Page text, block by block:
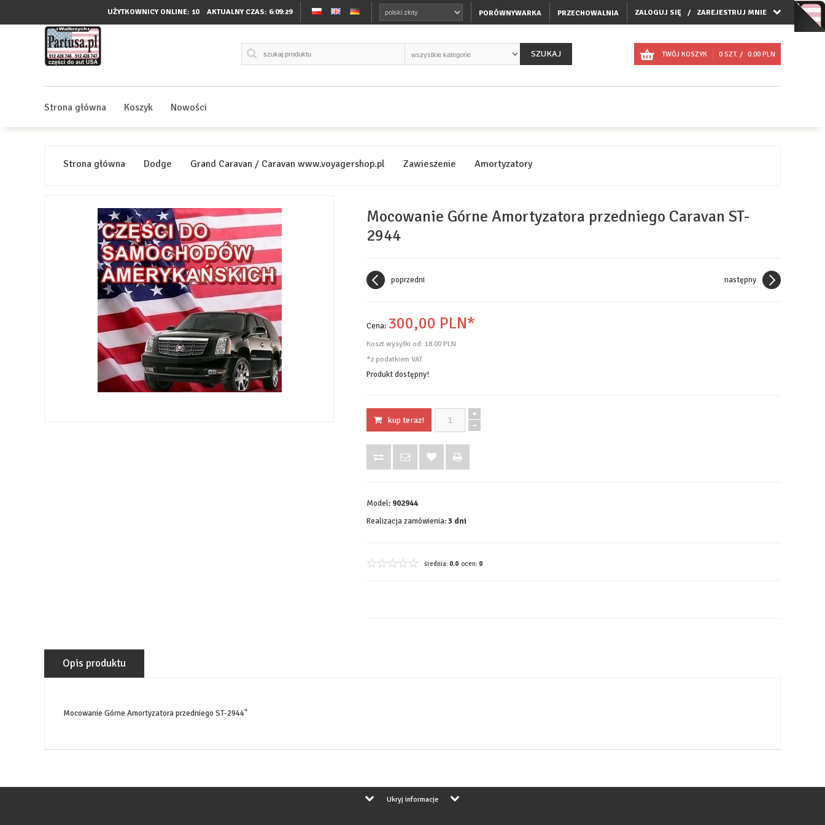
UŻYTKOWNICY ONLINE: 10 AKTUALNY CZAS: 6:09:29 PORÓWNYWARKA PRZECHOWALNIA ZALOGUJ SIĘ ZAREJESTRUJ MNIE
SZUKAJ TWÓJ KOSZYK 0 SZT. / 0.00 PLN
Strona główna Koszyk Nowości
Strona główna Dodge Grand Caravan / Caravan www.voyagershop.pl Zawieszenie Amortyzatory
Mocowanie Górne Amortyzatora przedniego Caravan ST-
2944
poprzedni następny
Cena: 300,00 PLN*
Koszt wysyłki od: 18.00 PLN
*z podatkiem VAT
Produkt dostępny!
kup teraz!
Model: 902944
Realizacja zamówienia:3 dni
średnia: 0.0 ocen: 0
Opis produktu
Mocowanie Górne Amortyzatora przedniego ST-2944"
Ukryj informacje